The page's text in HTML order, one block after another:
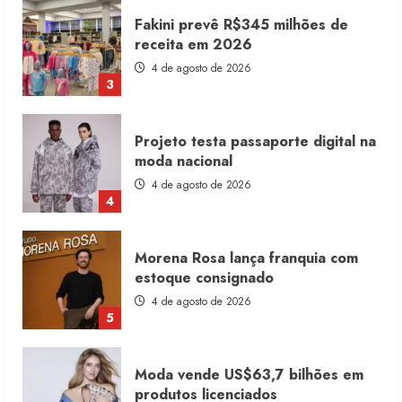
3
Fakini prevê R$345 milhões de
receita em 2026
4 de agosto de 2026
4
Projeto testa passaporte digital na
moda nacional
4 de agosto de 2026
5
Morena Rosa lança franquia com
estoque consignado
4 de agosto de 2026
Moda vende US$63,7 bilhões em
produtos licenciados